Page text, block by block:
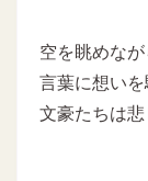
空を眺めなが
言葉に想い
文豪たちは